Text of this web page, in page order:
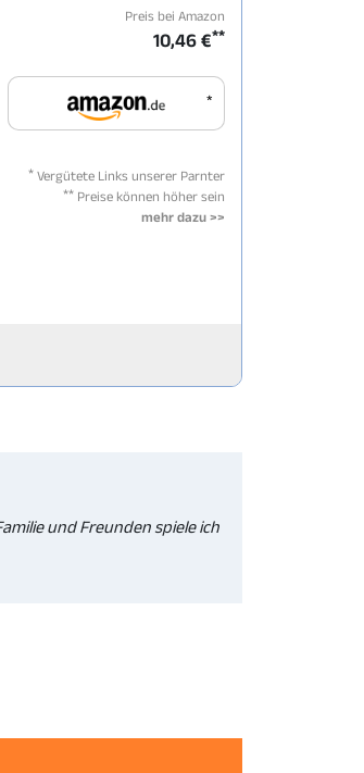
Preis bei Amazon
10,46 €**
*
* Vergütete Links unserer Parnter
** Preise können höher sein
mehr dazu >>
und Freunden spiele ich